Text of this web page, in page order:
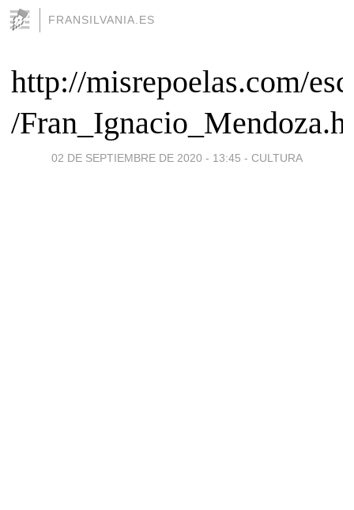
FRANSILVANIA.ES
http://misrepoelas.com/
/
02 DE SEPTIEMBRE DE 2020 - 13:45 - CULTURA